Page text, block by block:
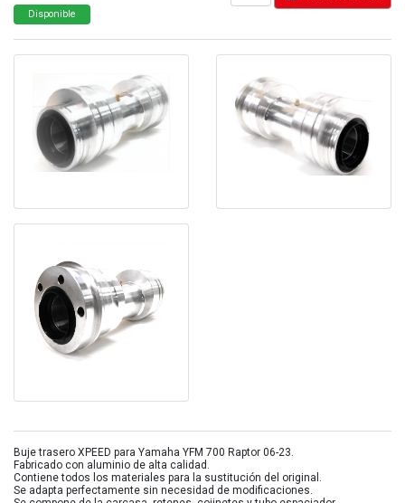
Disponible
Buje trasero XPEED para Yamaha YFM 700 Raptor 06-23.
Fabricado con aluminio de alta calidad.
Contiene todos los materiales para la sustitución del original.
Se adapta perfectamente sin necesidad de modificaciones.